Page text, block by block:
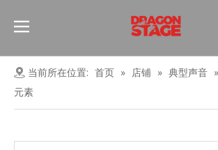
当前所在位置: 首页 » 店铺 » 典型声音 »
元素